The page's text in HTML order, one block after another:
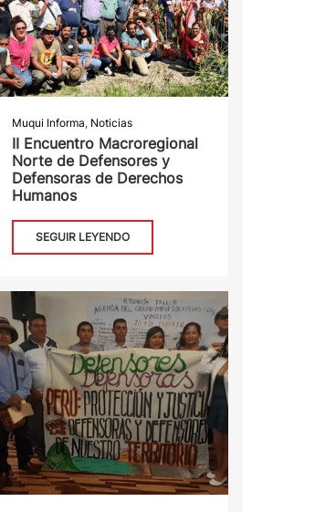
Muqui Informa, Noticias
II Encuentro Macroregional
Norte de Defensores y
Defensoras de Derechos
Humanos
SEGUIR LEYENDO